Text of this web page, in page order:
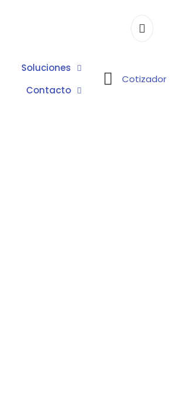
Soluciones
Contacto
Cotizador